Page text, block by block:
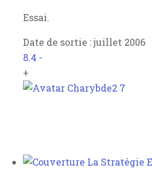
Essai.
Date de sortie : juillet 2006
8.4 -
+
7